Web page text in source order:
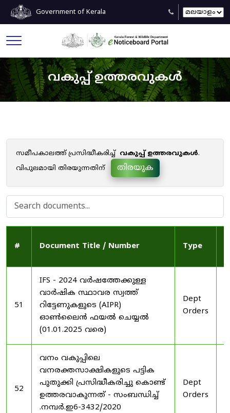
Government of Kerala
വകുപ്പ് ഉത്തരവുകൾ
സമീപകാലത്ത് പ്രസിദ്ധീകരിച്ച് വകുപ്പ് ഉത്തരവുകൾ.
വിപുലമായി തിരയുന്നതിന്
തിരയുക
# Document Title / Number Type
51
IFS - 2024 വർഷത്തേക്കുള്ള
വാർഷിക സ്ഥാവര സ്വത്ത്
റിട്ടേണുകളുടെ (AIPR)
ഓൺലൈൻ ഫയൽ ചെയ്യൽ
(01.01.2025 വരെ)
Dept
Orders
52
വനം വകുപ്പിലെ
വനരക്തസാക്ഷികളുടെ പട്ടിക
പുതുക്കി പ്രസിദ്ധീകരിച്ചു കൊണ്ട്
ഉത്തരവാകുന്നത് - സംബന്ധിച്ച്
.നമ്പർ.ഇ6-3432/2020
Dept
Orders